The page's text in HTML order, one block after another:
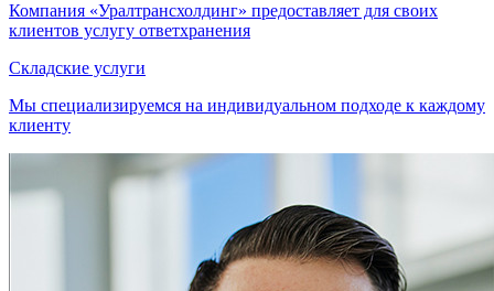
Компания «Уралтрансхолдинг» предоставляет для своих
клиентов услугу ответхранения
Складские услуги
Мы специализируемся на индивидуальном подходе к каждому
клиенту